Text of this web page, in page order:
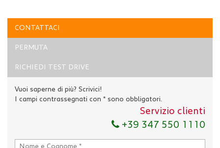
CONTATTACI
PERMUTA
RICHIEDI TEST DRIVE
Vuoi saperne di più? Scrivici!
I campi contrassegnati con * sono obbligatori.
Servizio clienti
+39 347 550 1110